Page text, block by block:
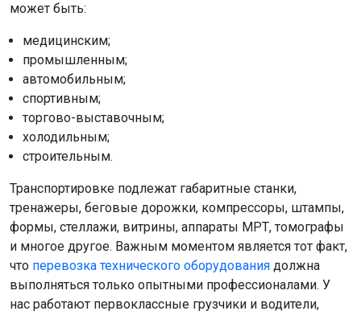
может быть:
медицинским;
промышленным;
автомобильным;
спортивным;
торгово-выставочным;
холодильным;
строительным.
Транспортировке подлежат габаритные станки,
тренажеры, беговые дорожки, компрессоры, штампы,
формы, стеллажи, витрины, аппараты МРТ, томографы
и многое другое. Важным моментом является тот факт,
что перевозка технического оборудования должна
выполняться только опытными профессионалами. У
нас работают первоклассные грузчики и водители,